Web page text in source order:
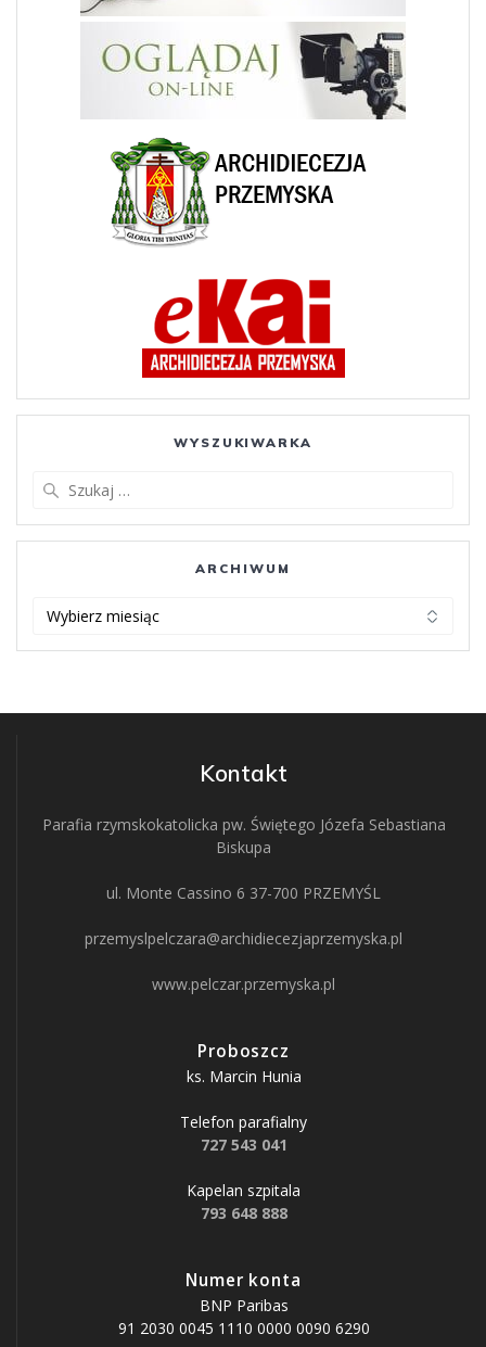
WYSZUKIWARKA
ARCHIWUM
Kontakt
Parafia rzymskokatolicka pw. Świętego Józefa Sebastiana
Biskupa
ul. Monte Cassino 6 37-700 PRZEMYŚL
przemyslpelczara@archidiecezjaprzemyska.pl
www.pelczar.przemyska.pl
Proboszcz
ks. Marcin Hunia
Telefon parafialny
727 543 041
Kapelan szpitala
793 648 888
Numer konta
BNP Paribas
91 2030 0045 1110 0000 0090 6290